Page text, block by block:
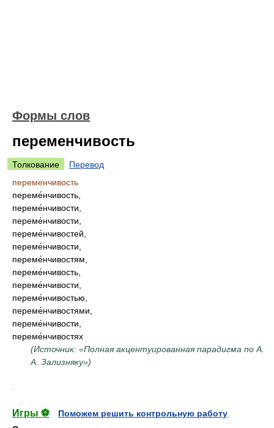
Формы слов
переменчивость
Толкование
Перевод
переменчивость
переме́нчивость,
переме́нчивости,
переме́нчивости,
переме́нчивостей,
переме́нчивости,
переме́нчивостям,
переме́нчивость,
переме́нчивости,
переме́нчивостью,
переме́нчивостями,
переме́нчивости,
переме́нчивостях
(Источник: «Полная акцентуированная парадигма по А.
А. Зализняку»)
Игры ⚽
Поможем решить контрольную работу